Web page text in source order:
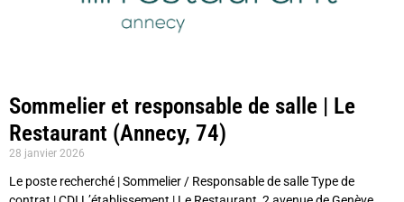
Sommelier et responsable de salle | Le
Restaurant (Annecy, 74)
28 janvier 2026
Le poste recherché | Sommelier / Responsable de salle Type de